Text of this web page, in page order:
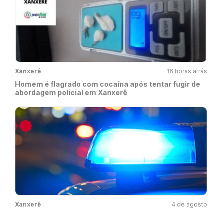
Xanxerê 16 horas atrás
Homem é flagrado com cocaína após tentar fugir de
abordagem policial em Xanxerê
Xanxerê 4 de agosto